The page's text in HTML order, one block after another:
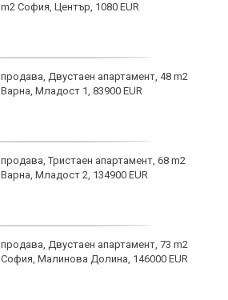
m2 София, Център, 1080 EUR
продава, Двустаен апартамент, 48 m2
Варна, Младост 1, 83900 EUR
продава, Тристаен апартамент, 68 m2
Варна, Младост 2, 134900 EUR
продава, Двустаен апартамент, 73 m2
София, Малинова Долина, 146000 EUR